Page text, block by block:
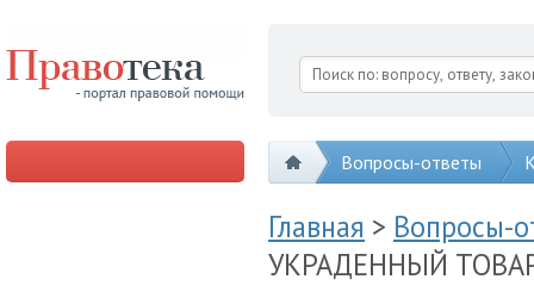
Вопросы-ответы
Главная > Вопросы-
УКРАДЕННЫЙ